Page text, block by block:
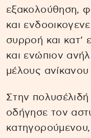
εξακολούθηση,
και
συρροή και κατ’
και ενώπιον
μέλους ανίκανου
Στην
οδήγησε τον